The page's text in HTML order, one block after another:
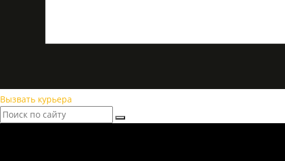
Вызвать курьера